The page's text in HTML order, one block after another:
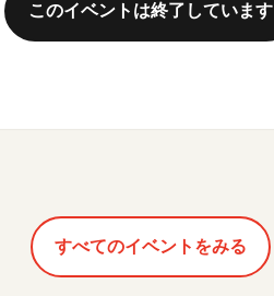
このイベントは終了しています
すべてのイベントをみる